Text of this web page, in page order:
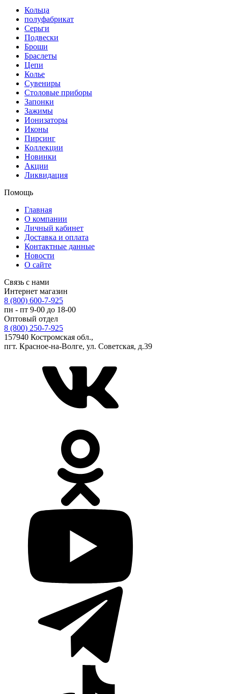
Кольца
полуфабрикат
Серьги
Подвески
Броши
Браслеты
Цепи
Колье
Сувениры
Столовые приборы
Запонки
Зажимы
Ионизаторы
Иконы
Пирсинг
Коллекции
Новинки
Акции
Ликвидация
Помощь
Главная
О компании
Личный кабинет
Доставка и оплата
Контактные данные
Новости
О сайте
Связь с нами
Интернет магазин
8 (800) 600-7-925
пн - пт 9-00 до 18-00
Оптовый отдел
8 (800) 250-7-925
157940 Костромская обл.,
пгт. Красное-на-Волге, ул. Советская, д.39